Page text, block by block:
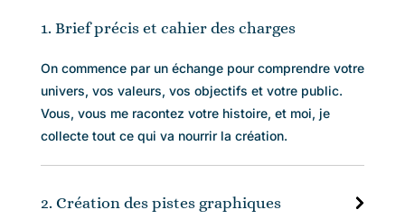
1. Brief précis et cahier des charges
On commence par un échange pour comprendre votre
univers, vos valeurs, vos objectifs et votre public.
Vous, vous me racontez votre histoire, et moi, je
collecte tout ce qui va nourrir la création.
2. Création des pistes graphiques